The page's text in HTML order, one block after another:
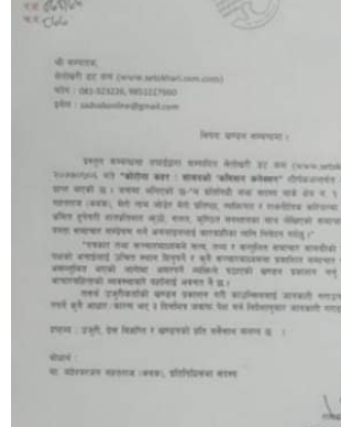
पत्रपत्रिका
खेलकुद
बिश्व
दुनिया
बिचार
कुराकानी
जीवनशैली
साहित्य